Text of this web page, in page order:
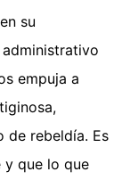
su
empuja a
de rebeldía. Es
y que lo que